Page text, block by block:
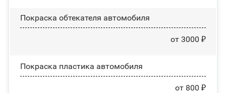
Покраска обтекателя автомобиля
от 3000 ₽
Покраска пластика автомобиля
от 800 ₽